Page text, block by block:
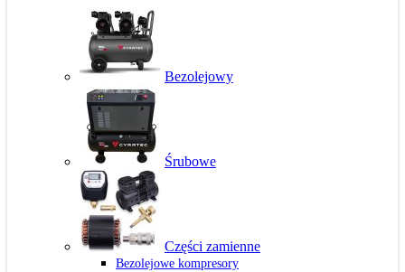
Bezolejowy
Śrubowe
Części zamienne
Bezolejowe kompresory